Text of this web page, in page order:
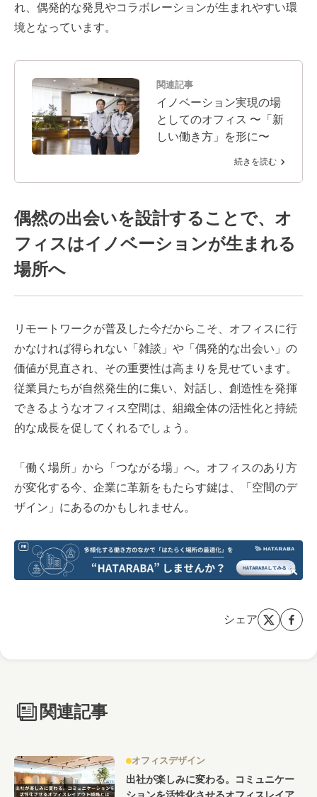
れ、偶発的な発見やコラボレーションが生まれやすい環
境となっています。
関連記事
イノベーション実現の場
としてのオフィス 〜「新
しい働き方」を形に〜
続きを読む
偶然の出会いを設計することで、オ
フィスはイノベーションが生まれる
場所へ
リモートワークが普及した今だからこそ、オフィスに行
かなければ得られない「雑談」や「偶発的な出会い」の
価値が見直され、その重要性は高まりを見せています。
従業員たちが自然発生的に集い、対話し、創造性を発揮
できるようなオフィス空間は、組織全体の活性化と持続
的な成長を促してくれるでしょう。
「働く場所」から「つながる場」へ。オフィスのあり方
が変化する今、企業に革新をもたらす鍵は、「空間のデ
ザイン」にあるのかもしれません。
シェア
関連記事
オフィスデザイン
出社が楽しみに変わる。コミュニケー